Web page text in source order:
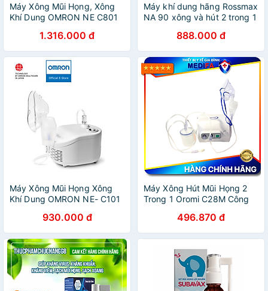
Máy Xông Mũi Họng, Xông
Khí Dung OMRON NE C801
1.316.000 đ
Máy khí dung hãng Rossmax
NA 90 xông và hút 2 trong 1
888.000 đ
Máy Xông Mũi Họng Xông
Khí Dung OMRON NE- C101
930.000 đ
Máy Xông Hút Mũi Họng 2
Trong 1 Oromi C28M Công
Phù Hợp Dùng Cho Gia Đình
(Model BC68005)
496.870 đ